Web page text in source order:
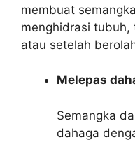
membuat
menghidrasi tubuh,
atau setelah
Melepas
Semangka
dahaga